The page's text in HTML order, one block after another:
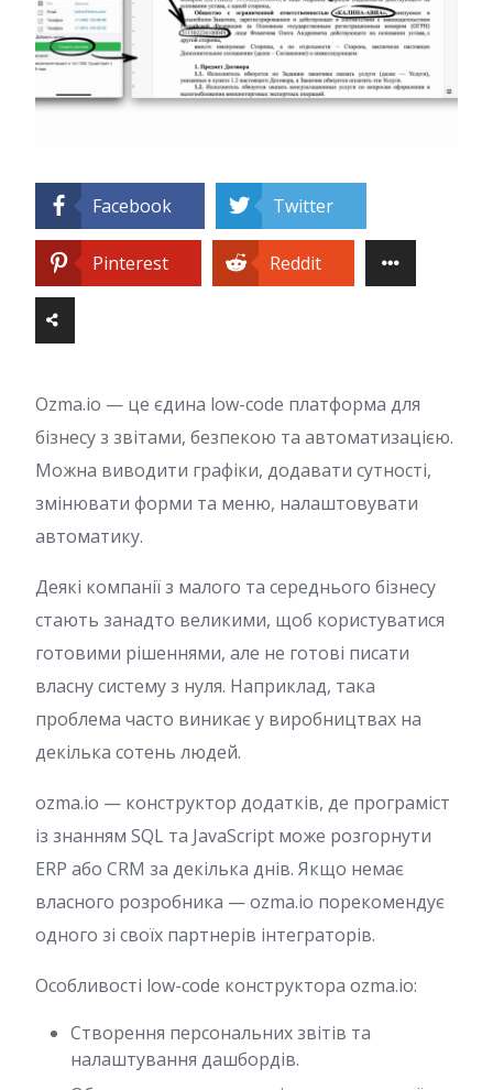
Facebook Twitter
Pinterest Reddit
Ozma.io — це єдина low-code платформа для
бізнесу з звітами, безпекою та автоматизацією.
Можна виводити графіки, додавати сутності,
змінювати форми та меню, налаштовувати
автоматику.
Деякі компанії з малого та середнього бізнесу
стають занадто великими, щоб користуватися
готовими рішеннями, але не готові писати
власну систему з нуля. Наприклад, така
проблема часто виникає у виробництвах на
декілька сотень людей.
ozma.io — конструктор додатків, де програміст
із знанням SQL та JavaScript може розгорнути
ERP або CRM за декілька днів. Якщо немає
власного розробника — ozma.io порекомендує
одного зі своїх партнерів інтеграторів.
Особливості low-code конструктора ozma.io:
Створення персональних звітів та
налаштування дашбордів.